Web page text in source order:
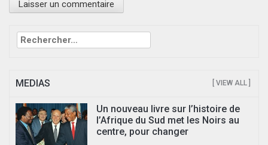
Rechercher :
MEDIAS [ VIEW ALL ]
Un nouveau livre sur l’histoire de
l’Afrique du Sud met les Noirs au
centre, pour changer